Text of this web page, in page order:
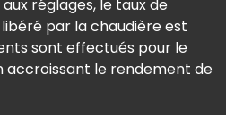
réglages, le taux de
par la chaudière est
sont effectués pour le
accroissant le rendement de